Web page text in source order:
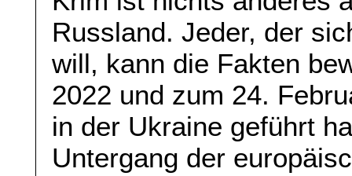
Russland. Jeder, der
will, kann die Fakten
2022 und zum 24.
in der Ukraine geführt
Untergang der